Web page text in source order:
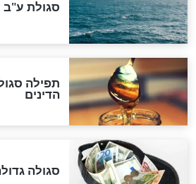
לכל המאמרים
אחרית
האם אפשר